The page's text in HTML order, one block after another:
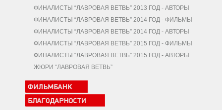
ФИНАЛИСТЫ “ЛАВРОВАЯ ВЕТВЬ” 2013 ГОД - АВТОРЫ
ФИНАЛИСТЫ “ЛАВРОВАЯ ВЕТВЬ” 2014 ГОД - ФИЛЬМЫ
ФИНАЛИСТЫ “ЛАВРОВАЯ ВЕТВЬ” 2014 ГОД - АВТОРЫ
ФИНАЛИСТЫ “ЛАВРОВАЯ ВЕТВЬ” 2015 ГОД - ФИЛЬМЫ
ФИНАЛИСТЫ “ЛАВРОВАЯ ВЕТВЬ” 2015 ГОД - АВТОРЫ
ЖЮРИ “ЛАВРОВАЯ ВЕТВЬ”